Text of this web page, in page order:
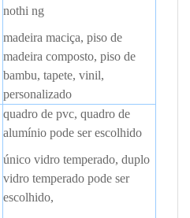
nothi ng
madeira maciça, piso de
madeira composto, piso de
bambu, tapete, vinil,
personalizado
quadro de pvc, quadro de
alumínio pode ser escolhido
único vidro temperado, duplo
vidro temperado pode ser
escolhido,